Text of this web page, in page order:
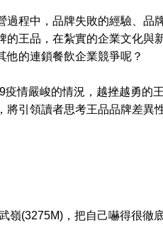
程中，品牌失敗的經驗、品
的王品，在紮實的企業文化
他的連鎖餐飲企業競爭呢？
嚴峻的情況，越挫越勇的
引領讀者思考王品品牌差異
嶺(3275M)，把自己嚇得很徹